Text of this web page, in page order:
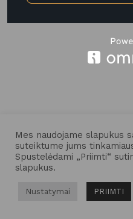
Mes naudojame slapukus
suteiktume jums
Spustelėdami „Priimti“
slapukus.
Nustatymai PRIIMTI